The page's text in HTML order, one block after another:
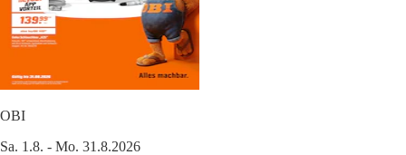
OBI
Sa. 1.8. - Mo. 31.8.2026